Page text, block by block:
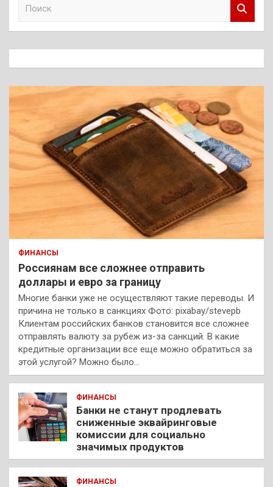
к
ФИНАНСЫ
Россиянам все сложнее отправить
доллары и евро за границу
Многие банки уже не осуществляют такие переводы. И
причина не только в санкциях Фото: pixabay/stevepb
Клиентам российских банков становится все сложнее
отправлять валюту за рубеж из-за санкций. В какие
кредитные организации все еще можно обратиться за
этой услугой? Можно было…
ФИНАНСЫ
Банки не станут продлевать
сниженные эквайринговые
комиссии для социально
значимых продуктов
ФИНАНСЫ